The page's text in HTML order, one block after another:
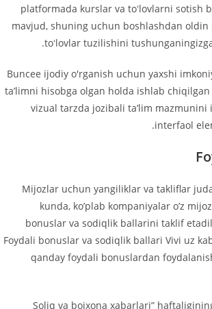
platformada kurslar va toʻlovlarni sotish
mavjud, shuning uchun boshlashdan oldin
toʻlovlar tuzilishini
Buncee ijodiy o'rganish uchun yaxshi
ta’limni hisobga olgan holda ishlab
vizual tarzda jozibali ta’lim
interfaol
Mijozlar uchun yangiliklar va takliflar
kunda, ko’plab kompaniyalar o’z
bonuslar va sodiqlik ballarini taklif
Foydali bonuslar va sodiqlik ballari Vivi uz
qanday foydali bonuslardan
“Soliq va bojхona хabarlari”